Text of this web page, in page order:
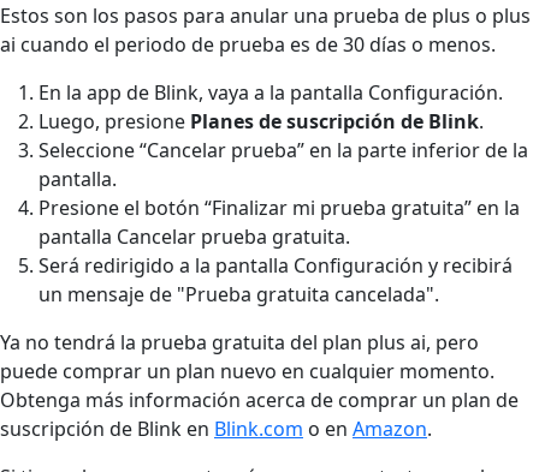
Estos son los pasos para anular una prueba de plus o plus
ai cuando el periodo de prueba es de 30 días o menos.
En la app de Blink, vaya a la pantalla Configuración.
Luego, presione Planes de suscripción de Blink.
Seleccione “Cancelar prueba” en la parte inferior de la
pantalla.
Presione el botón “Finalizar mi prueba gratuita” en la
pantalla Cancelar prueba gratuita.
Será redirigido a la pantalla Configuración y recibirá
un mensaje de "Prueba gratuita cancelada".
Ya no tendrá la prueba gratuita del plan plus ai, pero
puede comprar un plan nuevo en cualquier momento.
Obtenga más información acerca de comprar un plan de
suscripción de Blink en Blink.com o en Amazon.